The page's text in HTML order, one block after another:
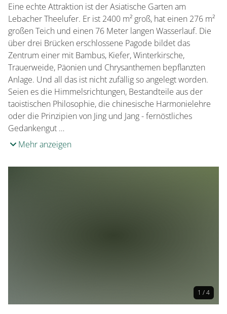
Eine echte Attraktion ist der Asiatische Garten am
Lebacher Theelufer. Er ist 2400 m² groß, hat einen 276 m²
großen Teich und einen 76 Meter langen Wasserlauf. Die
über drei Brücken erschlossene Pagode bildet das
Zentrum einer mit Bambus, Kiefer, Winterkirsche,
Trauerweide, Päonien und Chrysanthemen bepflanzten
Anlage. Und all das ist nicht zufällig so angelegt worden.
Seien es die Himmelsrichtungen, Bestandteile aus der
taoistischen Philosophie, die chinesische Harmonielehre
oder die Prinzipien von Jing und Jang - fernöstliches
Gedankengut …
Mehr anzeigen
1 / 4